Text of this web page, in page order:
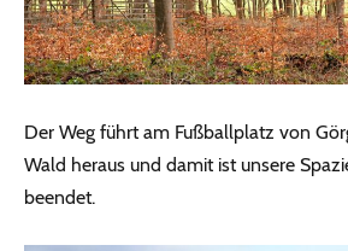
Der Weg führt am Fußballplatz von
Wald heraus und damit ist unsere
beendet.